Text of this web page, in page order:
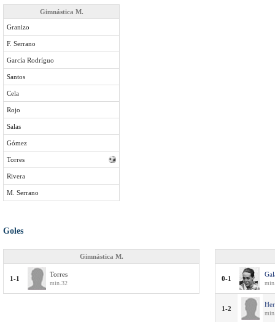
Gimnástica M.
Granizo
F. Serrano
García Rodríguo
Santos
Cela
Rojo
Salas
Gómez
Torres
Rivera
M. Serrano
Goles
Gimnástica M.
1-1
Torres
min.32
0-1
1-2